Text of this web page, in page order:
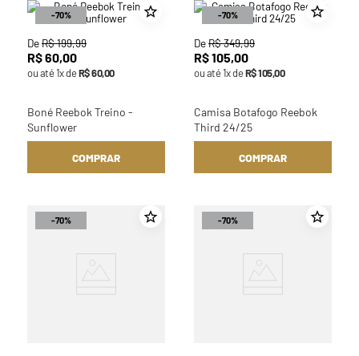
-70%
DeR$199,99
R$60,00
ou até1x deR$60,00
Boné Reebok Treino -
Sunflower
COMPRAR
-70%
DeR$349,99
R$105,00
ou até1x deR$105,00
Camisa Botafogo Reebok
Third 24/25
COMPRAR
-70% -70%